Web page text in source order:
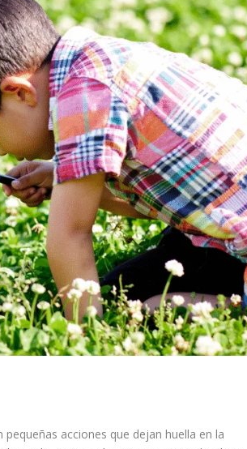
acciones que dejan huella en la